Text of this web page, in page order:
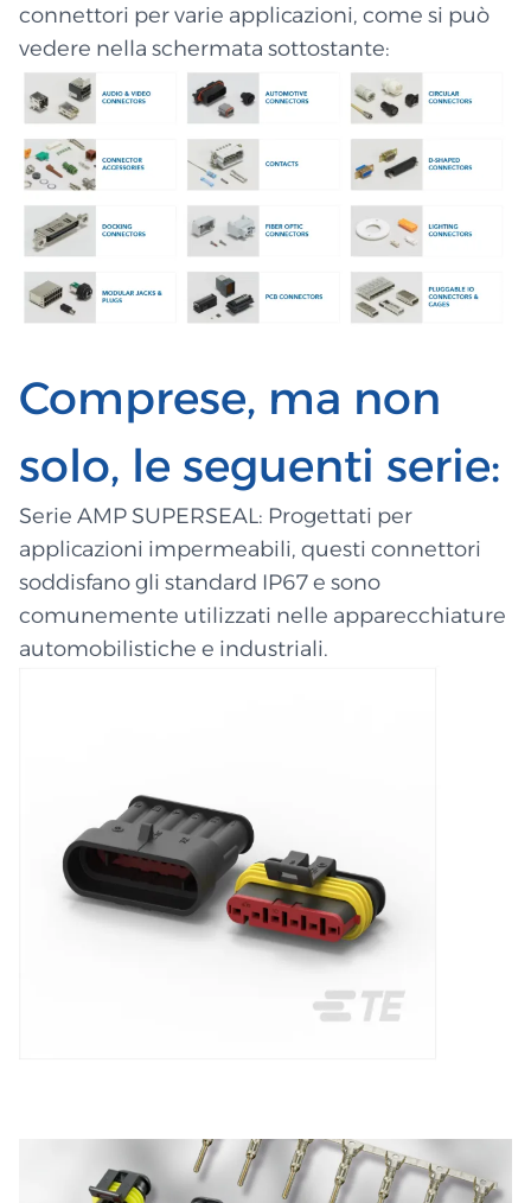
connettori per varie applicazioni, come si può
vedere nella schermata sottostante:
Comprese, ma non
solo, le seguenti serie:
Serie AMP SUPERSEAL: Progettati per
applicazioni impermeabili, questi connettori
soddisfano gli standard IP67 e sono
comunemente utilizzati nelle apparecchiature
automobilistiche e industriali.